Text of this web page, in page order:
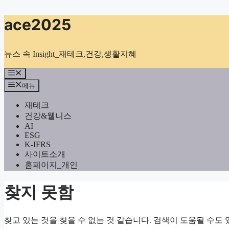
컨
텐
로
너
뛰
기
ace2025
뉴스 속 Insight_재테크,건강,생활지혜
메
뉴
메뉴
재테크
건강&웰니스
AI
ESG
K-IFRS
사이트소개
홈페이지_개인
찾지 못함
찾고 있는 것을 찾을 수 없는 것 같습니다. 검색이 도움될 수도